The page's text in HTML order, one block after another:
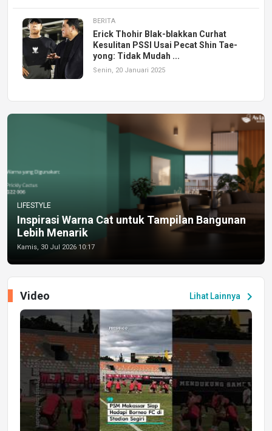
BERITA
Erick Thohir Blak-blakkan Curhat
Kesulitan PSSI Usai Pecat Shin Tae-
yong: Tidak Mudah ...
Senin, 20 Januari 2025
LIFESTYLE
Inspirasi Warna Cat untuk Tampilan Bangunan
Lebih Menarik
Kamis, 30 Jul 2026 10:17
Lihat Lainnya chevron_right
Video